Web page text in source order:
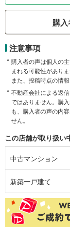
購入
注意事項
購入者の声は個人の
まれる可能性がありま
また、投稿時点の情
不動産会社による返
ではありません。購
も、購入者の声の内
せん。
この店舗が取り扱い
中古マンション
新築一戸建て